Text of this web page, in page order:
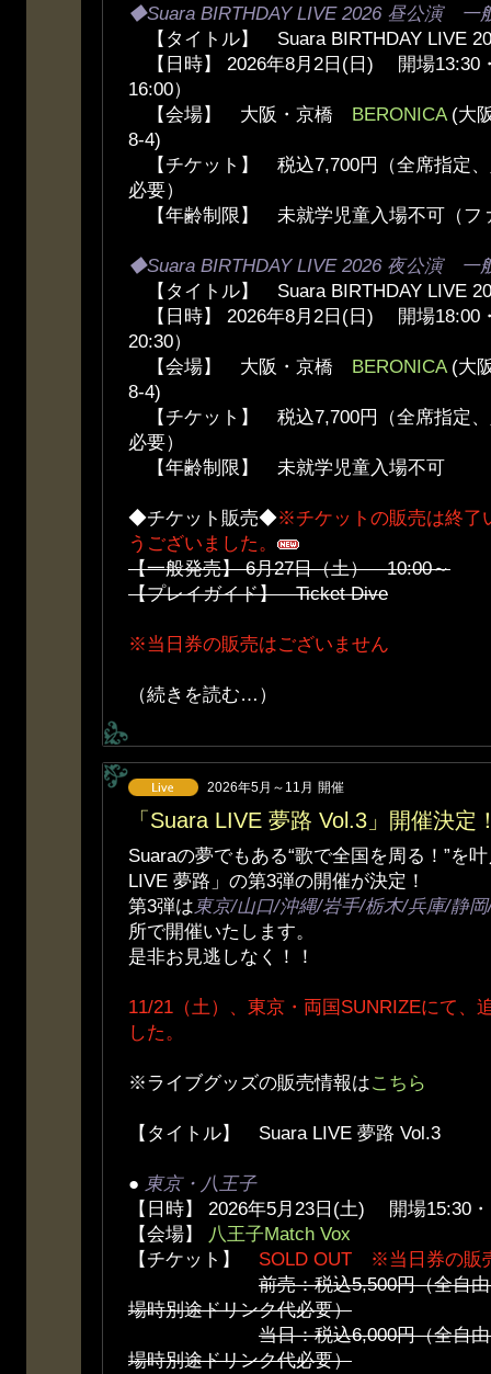
◆Suara BIRTHDAY LIVE 2026 昼公演 一
【タイトル】 Suara BIRTHDAY LIVE
【日時】 2026年8月2日(日) 開場13:30
16:00）
【会場】 大阪・京橋 BERONICA(大
8-4)
【チケット】 税込7,700円（全席指定、
必要）
【年齢制限】 未就学児童入場不可（フ
◆Suara BIRTHDAY LIVE 2026 夜公演 一
【タイトル】 Suara BIRTHDAY LIVE
【日時】 2026年8月2日(日) 開場18:00
20:30）
【会場】 大阪・京橋 BERONICA(大
8-4)
【チケット】 税込7,700円（全席指定、
必要）
【年齢制限】 未就学児童入場不可
◆チケット販売◆※チケットの販売は終了
うございました。
【一般発売】 6月27日（土） 10:00～
【プレイガイド】 Ticket Dive
※当日券の販売はございません
（続きを読む…）
2026年5月～11月 開催
「Suara LIVE 夢路 Vol.3」開催決定
Suaraの夢でもある“歌で全国を周る！”を
LIVE 夢路」の第3弾の開催が決定！
第3弾は東京/山口/沖縄/岩手/栃木/兵庫/静
所で開催いたします。
是非お見逃しなく！！
11/21（土）、東京・両国SUNRIZEにて、
した。
※ライブグッズの販売情報はこちら
【タイトル】 Suara LIVE 夢路 Vol.3
● 東京・八王子
【日時】 2026年5月23日(土) 開場15:30
【会場】
八王子Match Vox
【チケット】 SOLD OUT ※当日券の販
前売：税込5,500円（全自
場時別途ドリンク代必要）
当日：税込6,000円（全自
場時別途ドリンク代必要）